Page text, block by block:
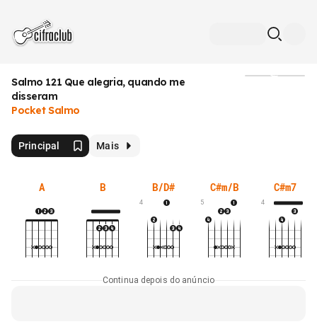
Salmo 121 Que alegria, quando me
disseram
Pocket Salmo
Principal Mais
A B B/D#
4
C#m/B
5
C#m7
4
Continua depois do anúncio